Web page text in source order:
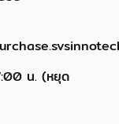
น. (หยุด